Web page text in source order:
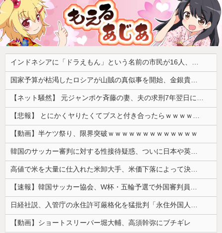
インドネシアに「ドラえもん」という名前の市民が16人、「のび太」は181人
国家予算が枯渇したロシアが山賊の真似事を開始、金銀貴金属じゃなくて自動車とかってところがリアリティありすぎる……
【ネット騒然】 元ジャンポケ斉藤の妻、夫の求刑7年翌日にインスタ更新！その内容がガチでヤバすぎる…
【悲報】 とにかくヤりたくてブスと付き合ったらｗｗｗｗｗｗｗｗｗｗｗｗｗｗｗ
【動画】半ケツ祭り、限界突破ｗｗｗｗｗｗｗｗｗｗｗｗｗ
韓国のサッカー審判に対する性接待疑惑、ついに日本や英国メディアにも取り上げられ国際問題に発展w
高値で米を大量に仕入れた米卸大手、米価下落によって決算が凄まじいことになっている模様
【速報】韓国サッカー協会、W杯・五輪予選で外国審判員や監督官を性接待！！！！
日経社説、入管庁の永住許可厳格化を猛批判「永住外国人の生活保護受給をなくす目的、外国人の意欲をそがないか懸念」「外国人を一時的な労働力ではなく、...
【動画】ショートスリーパー堀大輔、高須幹弥にブチギレ